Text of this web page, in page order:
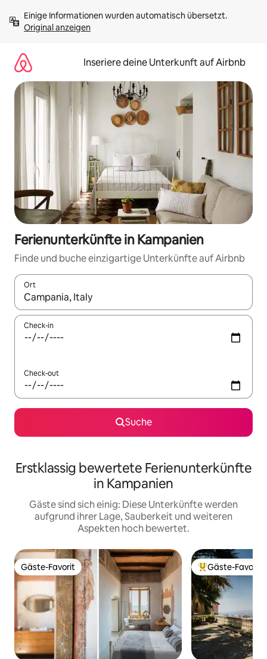
Inhalten
springenOriginal anzeigen
Inseriere deine Unterkunft auf Airbnb
Ferienunterkünfte in Kampanien
Finde und buche einzigartige Unterkünfte auf Airbnb
Ort
Wenn Ergebnisse verfügbar sind, navigiere mit den
Check-in
Check-out
Suche
Erstklassig bewertete Ferienunterkünfte
in Kampanien
Gäste sind sich einig: Diese Unterkünfte werden
aufgrund ihrer Lage, Sauberkeit und weiteren
Aspekten hoch bewertet.
Gäste-Favorit
Gäste-Favorit Beliebter Gäste-
Gäste-Favorit